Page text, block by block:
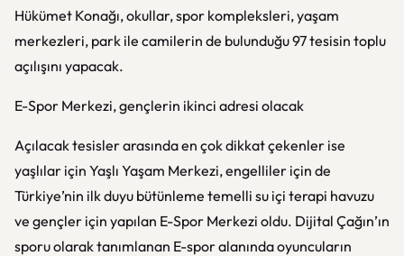
Hükümet Konağı, okullar, spor kompleksleri, yaşam
merkezleri, park ile camilerin de bulunduğu 97 tesisin toplu
açılışını yapacak.
E-Spor Merkezi, gençlerin ikinci adresi olacak
Açılacak tesisler arasında en çok dikkat çekenler ise
yaşlılar için Yaşlı Yaşam Merkezi, engelliler için de
Türkiye’nin ilk duyu bütünleme temelli su içi terapi havuzu
ve gençler için yapılan E-Spor Merkezi oldu. Dijital Çağın’ın
sporu olarak tanımlanan E-spor alanında oyuncuların